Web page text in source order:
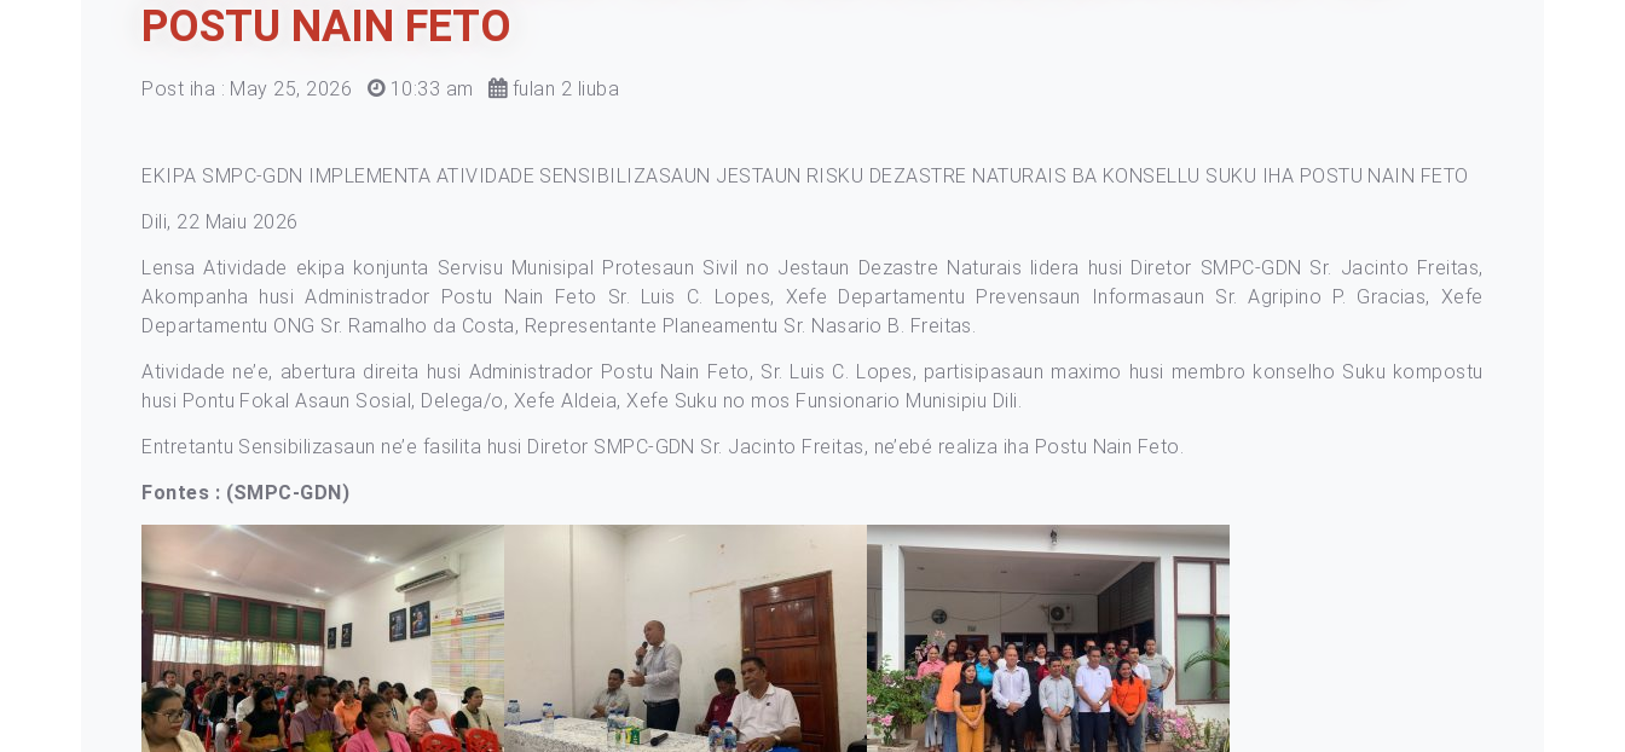
POSTU NAIN FETO
Post iha : May 25, 2026 10:33 am fulan 2 liuba
EKIPA SMPC-GDN IMPLEMENTA ATIVIDADE SENSIBILIZASAUN JESTAUN RISKU DEZASTRE NATURAIS BA KONSELLU SUKU IHA POSTU NAIN FETO
Dili, 22 Maiu 2026
Lensa Atividade ekipa konjunta Servisu Munisipal Protesaun Sivil no Jestaun Dezastre Naturais lidera husi Diretor SMPC-GDN Sr. Jacinto Freitas,
Akompanha husi Administrador Postu Nain Feto Sr. Luis C. Lopes, Xefe Departamentu Prevensaun Informasaun Sr. Agripino P. Gracias, Xefe
Departamentu ONG Sr. Ramalho da Costa, Representante Planeamentu Sr. Nasario B. Freitas.
Atividade ne’e, abertura direita husi Administrador Postu Nain Feto, Sr. Luis C. Lopes, partisipasaun maximo husi membro konselho Suku kompostu
husi Pontu Fokal Asaun Sosial, Delega/o, Xefe Aldeia, Xefe Suku no mos Funsionario Munisipiu Dili.
Entretantu Sensibilizasaun ne’e fasilita husi Diretor SMPC-GDN Sr. Jacinto Freitas, ne’ebé realiza iha Postu Nain Feto.
Fontes : (SMPC-GDN)